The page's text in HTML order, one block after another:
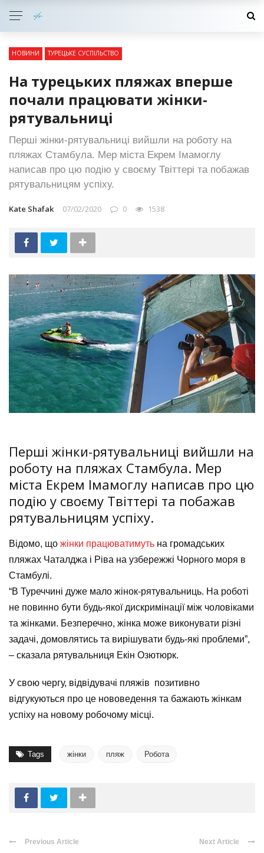
НОВИНИ ТУРЕЦЬКЕ СУСПІЛЬСТВО
На турецьких пляжах вперше
почали працювати жінки-
рятувальниці
Перші жінки-рятувальниці вийшли на роботу на
пляжах Стамбула. Мер міста Екрем Імамоглу
написав про цю подію у своєму Твіттері та побажав
рятувальницям успіху.
Kate Shafak 07/02/2020 0 1538
Перші жінки-рятувальниці вийшли на
роботу на пляжах Стамбула. Мер
міста Екрем Імамоглу написав про цю
подію у своєму Твіттері та побажав
рятувальницям успіху.
Відомо, що жінки працюватимуть на громадських
пляжах Чаталджа і Ріва на узбережжі Чорного моря в
Стамбулі.
“В Туреччині дуже мало жінок-рятувальниць. На роботі
не повинно бути будь-якої дискримінації між чоловіками
та жінками. Безперечно, жінка може виконувати різні
задачі, домовлятись та вирішувати будь-які проблеми”,
– сказала рятувальниця Екін Озютюрк.
У свою чергу, відвідувачі пляжів позитивно
відгукуються про це нововедення та бажають жінкам
успіху на новому робочому місці.
Tags жінки пляж Робота
Previous Article Next Article